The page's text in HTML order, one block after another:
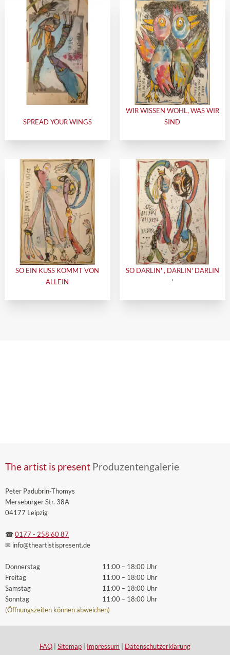
SPREAD YOUR WINGS
WIR WISSEN WOHL, WAS WIR
SIND
SO EIN KUSS KOMMT VON
ALLEIN
SO DARLIN' , DARLIN' DARLIN
'
The artist is present Produzentengalerie
Peter Padubrin-Thomys
Merseburger Str. 38A
04177 Leipzig
☎ 0177 - 258 60 87
✉ info@theartistispresent.de
Donnerstag
Freitag
Samstag
Sonntag
11:00 – 18:00 Uhr
11:00 – 18:00 Uhr
11:00 – 18:00 Uhr
11:00 – 18:00 Uhr
(Öffnungszeiten können abweichen)
FAQ Sitemap Impressum Datenschutzerklärung